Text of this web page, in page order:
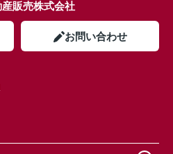
販売株式会社
お問い合わせ